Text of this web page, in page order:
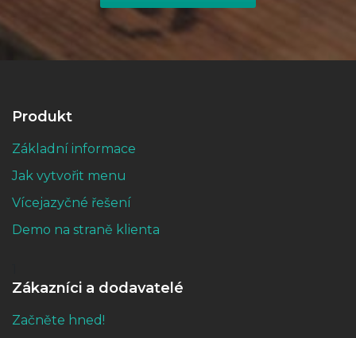
Produkt
Základní informace
Jak vytvořit menu
Vícejazyčné řešení
Demo na straně klienta
Zákazníci a dodavatelé
Začněte hned!